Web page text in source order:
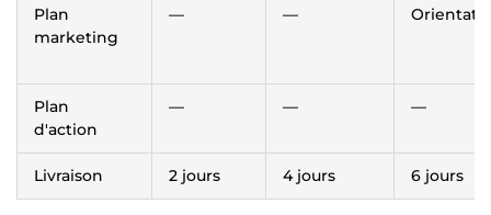
Plan
marketing
— —
Plan
d'action
— — —
Livraison 2 jours 4 jours 6 jours